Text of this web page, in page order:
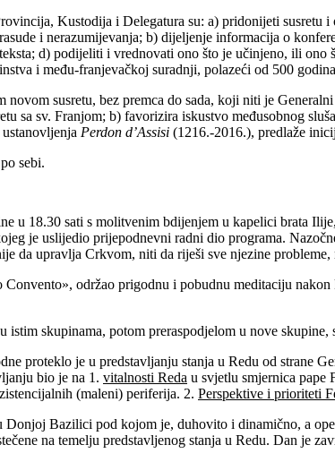
Kustodija i Delegatura su: a) pridonijeti
i nerazumijevanja; b) dijeljenje informacija o
d) podijeliti i vrednovati ono što je učinjeno, ili ono
i među-franjevačkoj suradnji, polazeći od 500
susretu, bez premca do sada, koji niti je
sa sv. Franjom; b) favorizira iskustvo međusobnog
Perdon d’Assisi (1216.-2016.), predlaže
sebi.
u 18.30 sati s molitvenim bdijenjem u kapelici brata
je uslijedio prijepodnevni radni dio programa.
da upravlja Crkvom, niti da riješi sve njezine
održao prigodnu i pobudnu meditaciju
istim skupinama, potom preraspodjelom u nove
proteklo je u predstavljanju stanja u Redu od
bio je na 1. vitalnosti Reda u svjetlu smjernica pape
(maleni) periferija. 2. Perspektive i prioriteti
Donjoj Bazilici pod kojom je, duhovito i dinamično, a
na temelju predstavljenog stanja u Redu. Dan je